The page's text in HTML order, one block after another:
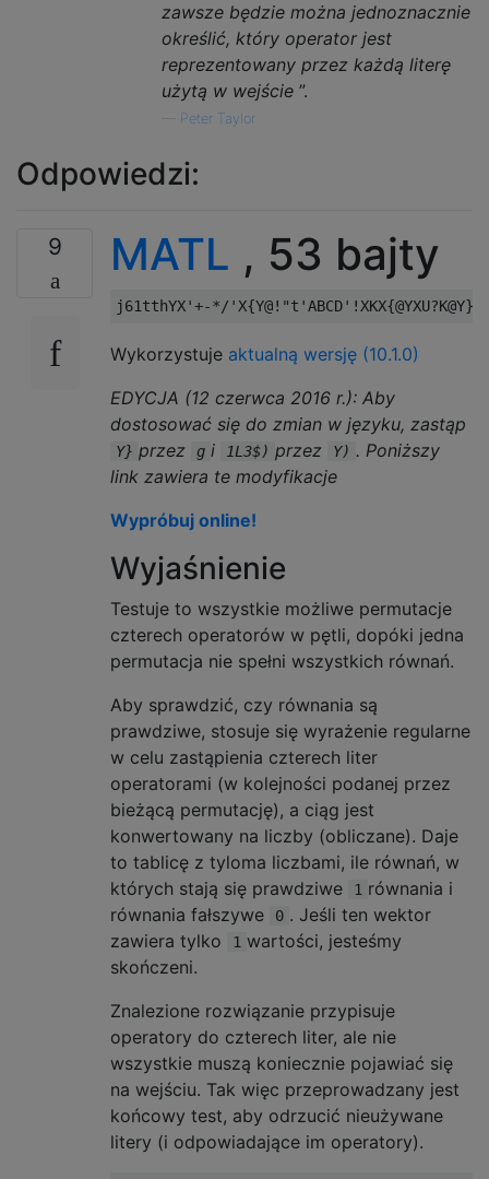
zawsze będzie można jednoznacznie
określić, który operator jest
reprezentowany przez każdą literę
użytą w wejście ”.
Peter Taylor
Odpowiedzi:
9 MATL , 53 bajty
Wykorzystuje aktualną wersję (10.1.0)
EDYCJA (12 czerwca 2016 r.): Aby
dostosować się do zmian w języku, zastąp
Y} przez g i 1L3$) przez Y) . Poniższy
link zawiera te modyfikacje
Wypróbuj online!
Wyjaśnienie
Testuje to wszystkie możliwe permutacje
czterech operatorów w pętli, dopóki jedna
permutacja nie spełni wszystkich równań.
Aby sprawdzić, czy równania są
prawdziwe, stosuje się wyrażenie regularne
w celu zastąpienia czterech liter
operatorami (w kolejności podanej przez
bieżącą permutację), a ciąg jest
konwertowany na liczby (obliczane). Daje
to tablicę z tyloma liczbami, ile równań, w
których stają się prawdziwe
1 równania i
równania fałszywe
0 . Jeśli ten wektor
zawiera tylko
1 wartości, jesteśmy
skończeni.
Znalezione rozwiązanie przypisuje
operatory do czterech liter, ale nie
wszystkie muszą koniecznie pojawiać się
na wejściu. Tak więc przeprowadzany jest
końcowy test, aby odrzucić nieużywane
litery (i odpowiadające im operatory).